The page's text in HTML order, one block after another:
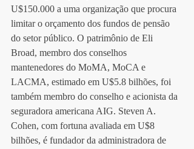
U$150.000 a uma organização que procura
limitar o orçamento dos fundos de pensão
do setor público. O patrimônio de Eli
Broad, membro dos conselhos
mantenedores do MoMA, MoCA e
LACMA, estimado em U$5.8 bilhões, foi
também membro do conselho e acionista da
seguradora americana AIG. Steven A.
Cohen, com fortuna avaliada em U$8
bilhões, é fundador da administradora de